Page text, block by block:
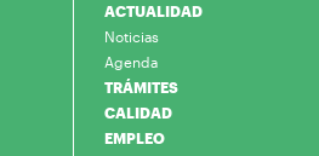
ACTUALIDAD
Noticias
Agenda
TRÁMITES
CALIDAD
EMPLEO